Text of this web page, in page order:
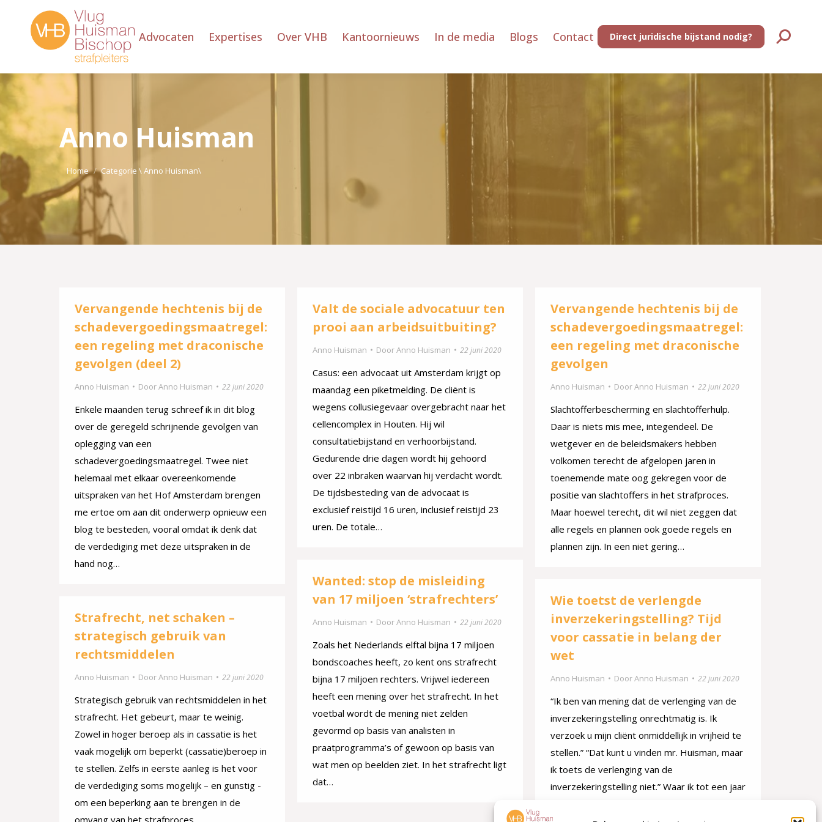
Advocaten Expertises Over VHB Kantoornieuws In de media Blogs Contact Direct juridische bijstand nodig? Zoeken:
Anno Huisman
Je bent hier:
Home Categorie \ Anno Huisman\
Vervangende hechtenis bij de
schadevergoedingsmaatregel:
een regeling met draconische
gevolgen (deel 2)
Anno Huisman DoorAnno Huisman 22 juni 2020
Enkele maanden terug schreef ik in dit blog
over de geregeld schrijnende gevolgen van
oplegging van een
schadevergoedingsmaatregel. Twee niet
helemaal met elkaar overeenkomende
uitspraken van het Hof Amsterdam brengen
me ertoe om aan dit onderwerp opnieuw een
blog te besteden, vooral omdat ik denk dat
de verdediging met deze uitspraken in de
hand nog…
Valt de sociale advocatuur ten
prooi aan arbeidsuitbuiting?
Anno Huisman DoorAnno Huisman 22 juni 2020
Casus: een advocaat uit Amsterdam krijgt op
maandag een piketmelding. De cliënt is
wegens collusiegevaar overgebracht naar het
cellencomplex in Houten. Hij wil
consultatiebijstand en verhoorbijstand.
Gedurende drie dagen wordt hij gehoord
over 22 inbraken waarvan hij verdacht wordt.
De tijdsbesteding van de advocaat is
exclusief reistijd 16 uren, inclusief reistijd 23
uren. De totale…
Vervangende hechtenis bij de
schadevergoedingsmaatregel:
een regeling met draconische
gevolgen
Anno Huisman DoorAnno Huisman 22 juni 2020
Slachtofferbescherming en slachtofferhulp.
Daar is niets mis mee, integendeel. De
wetgever en de beleidsmakers hebben
volkomen terecht de afgelopen jaren in
toenemende mate oog gekregen voor de
positie van slachtoffers in het strafproces.
Maar hoewel terecht, dit wil niet zeggen dat
alle regels en plannen ook goede regels en
plannen zijn. In een niet gering…
Wanted: stop de misleiding
van 17 miljoen ‘strafrechters’
Anno Huisman DoorAnno Huisman 22 juni 2020
Zoals het Nederlands elftal bijna 17 miljoen
bondscoaches heeft, zo kent ons strafrecht
bijna 17 miljoen rechters. Vrijwel iedereen
heeft een mening over het strafrecht. In het
voetbal wordt de mening niet zelden
gevormd op basis van analisten in
praatprogramma’s of gewoon op basis van
wat men op beelden ziet. In het strafrecht ligt
dat…
Wie toetst de verlengde
inverzekeringstelling? Tijd
voor cassatie in belang der
wet
Anno Huisman DoorAnno Huisman 22 juni 2020
“Ik ben van mening dat de verlenging van de
inverzekeringstelling onrechtmatig is. Ik
verzoek u mijn cliënt onmiddellijk in vrijheid te
stellen.” “Dat kunt u vinden mr. Huisman, maar
ik toets de verlenging van de
inverzekeringstelling niet.” Waar ik tot een jaar
Strafrecht, net schaken –
strategisch gebruik van
rechtsmiddelen
Anno Huisman DoorAnno Huisman 22 juni 2020
Strategisch gebruik van rechtsmiddelen in het
strafrecht. Het gebeurt, maar te weinig.
Zowel in hoger beroep als in cassatie is het
vaak mogelijk om beperkt (cassatie)beroep in
te stellen. Zelfs in eerste aanleg is het voor
de verdediging soms mogelijk – en gunstig -
om een beperking aan te brengen in de
omvang van het strafproces.…